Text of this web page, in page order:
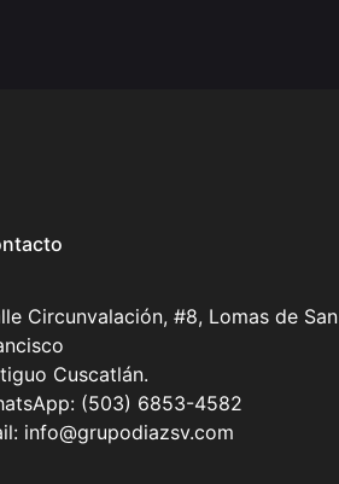
Circunvalación, #8, Lomas de San
Cuscatlán.
(503) 6853-4582
info@grupodiazsv.com